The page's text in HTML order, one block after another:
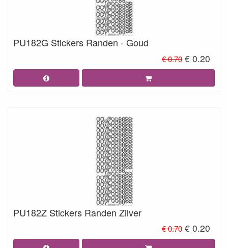
PU182G Stickers Randen - Goud
€ 0.70 € 0.20
PU182Z Stickers Randen Zilver
€ 0.70 € 0.20